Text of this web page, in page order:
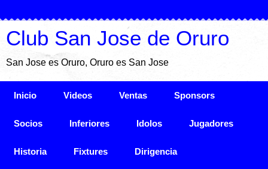
Club San Jose de Oruro
San Jose es Oruro, Oruro es San Jose
Inicio Videos Ventas Sponsors
Socios Inferiores Idolos Jugadores
Historia Fixtures Dirigencia